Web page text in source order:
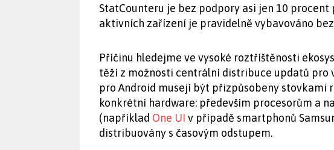
StatCounteru je bez podpory asi jen 10 procent
aktivních zařízení je pravidelně vybavováno
Příčinu hledejme ve vysoké roztříštěnosti
těží z možnosti centrální distribuce updatů pro
pro Android musejí být přizpůsobeny stovkami
konkrétní hardware: především procesorům a
(například One UI v případě smartphonů
distribuovány s časovým odstupem.